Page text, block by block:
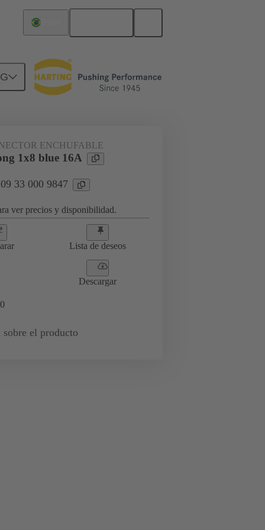
Han® ES Press 09 33 000 9847
ENCHUFABLE
1x8 blue 16A
33 000 9847
ver precios y disponibilidad.
Lista de deseos
Descargar
0
sobre el producto